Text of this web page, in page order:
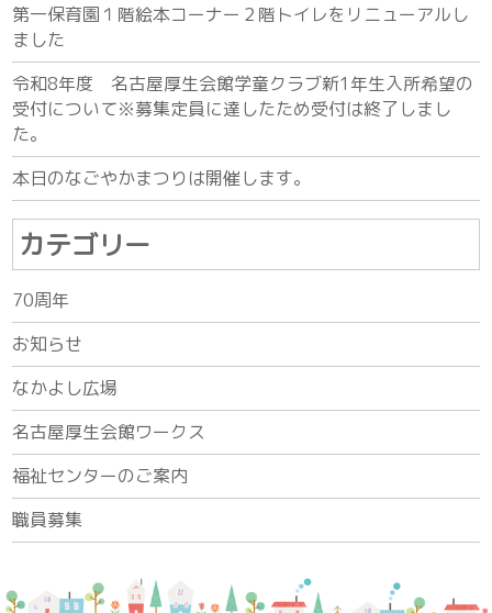
第一保育園１階絵本コーナー２階トイレをリニューアルし
ました
令和8年度 名古屋厚生会館学童クラブ新1年生入所希望の
受付について※募集定員に達したため受付は終了しまし
た。
本日のなごやかまつりは開催します。
カテゴリー
70周年
お知らせ
なかよし広場
名古屋厚生会館ワークス
福祉センターのご案内
職員募集